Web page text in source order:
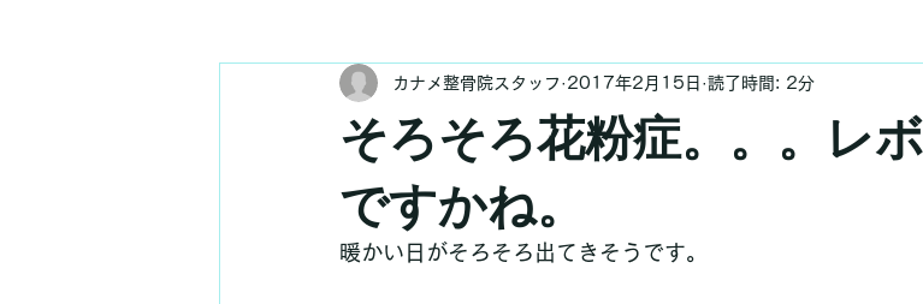
そろそろ花粉症。。。レ
ですかね。
カナメ整骨院スタッフ 2017年2月15日 読了時間: 2分
暖かい日がそろそろ出てきそうです。